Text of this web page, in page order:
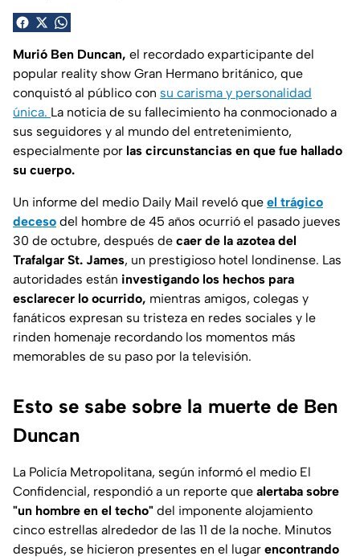
Murió Ben Duncan, el recordado exparticipante del
popular reality show Gran Hermano británico, que
conquistó al público con su carisma y personalidad
única. La noticia de su fallecimiento ha conmocionado a
sus seguidores y al mundo del entretenimiento,
especialmente por las circunstancias en que fue hallado
su cuerpo.
Un informe del medio Daily Mail reveló que el trágico
deceso del hombre de 45 años ocurrió el pasado jueves
30 de octubre, después de caer de la azotea del
Trafalgar St. James, un prestigioso hotel londinense. Las
autoridades están investigando los hechos para
esclarecer lo ocurrido, mientras amigos, colegas y
fanáticos expresan su tristeza en redes sociales y le
rinden homenaje recordando los momentos más
memorables de su paso por la televisión.
Esto se sabe sobre la muerte de Ben
Duncan
La Policía Metropolitana, según informó el medio El
Confidencial, respondió a un reporte que alertaba sobre
"un hombre en el techo" del imponente alojamiento
cinco estrellas alrededor de las 11 de la noche. Minutos
después, se hicieron presentes en el lugar encontrando